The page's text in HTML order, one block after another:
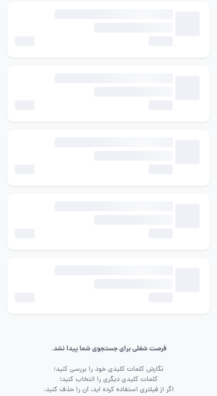
فرصت شغلی برای جستجوی شما پیدا نشد.
نگارش کلمات کلیدی خود را بررسی کنید؛
کلمات کلیدی دیگری را انتخاب کنید؛
اگر از فیلتری استفاده کرده اید، آن را حذف کنید.